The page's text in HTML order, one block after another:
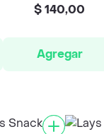
$ 140,00
Agregar